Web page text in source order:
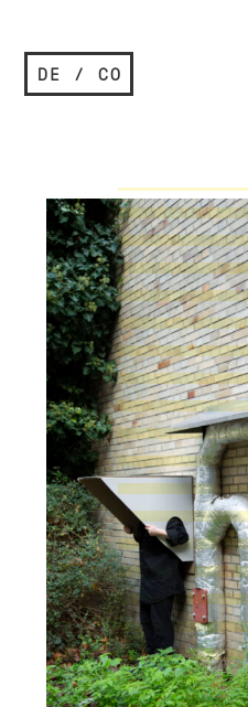
DE / CO